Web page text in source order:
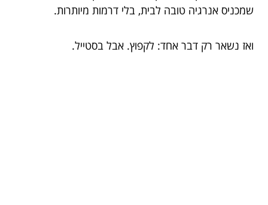
שמכניס אנרגיה טובה לבית, בלי דרמות מיותרות.
ואז נשאר רק דבר אחד: לקפוץ. אבל בסטייל.